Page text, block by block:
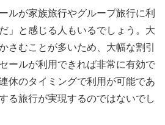
ルが家族旅行やグループ旅行に利
」と感じる人もいるでしょう。大
さむことが多いため、大幅な割引
ールが利用できれば非常に有効で
休のタイミングで利用が可能であ
る旅行が実現するのではないでし